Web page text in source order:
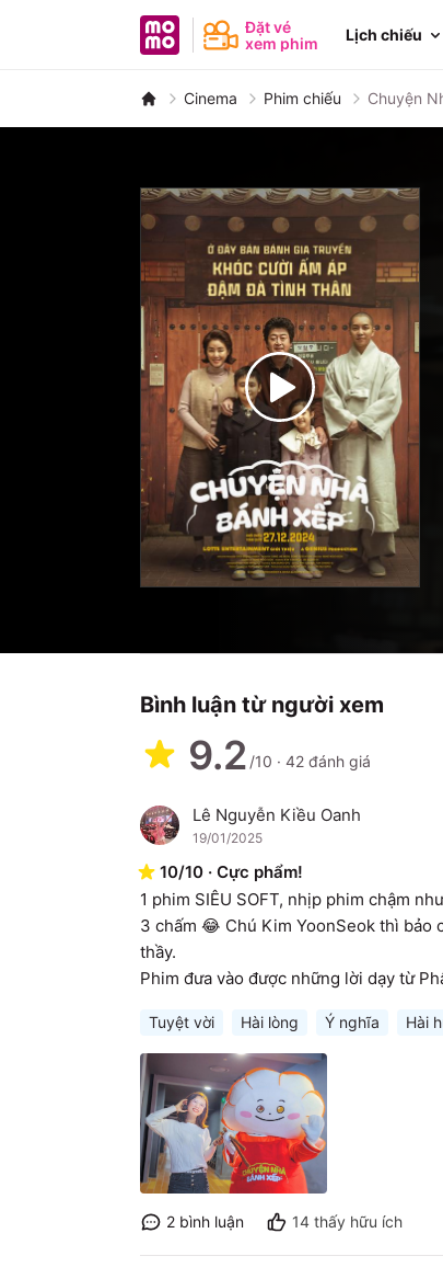
MoMo - Ứng dụng tài chính
Đặt vé
xem phim
Lịch chiếu
Cinema Phim chiếu Chuyện
Bình luận từ người xem
9.2 /10 · 42 đánh giá
L Lê Nguyễn Kiều Oanh
19/01/2025
10/10 · Cực phẩm!
1 phim SIÊU SOFT, nhịp phim chậm
3 chấm 😂 Chú Kim YoonSeok thì bảo
thầy.
Phim đưa vào được những lời dạy từ
Tuyệt vời Hài lòng Ý nghĩa Hài
2 bình luận 14 thấy hữu ích